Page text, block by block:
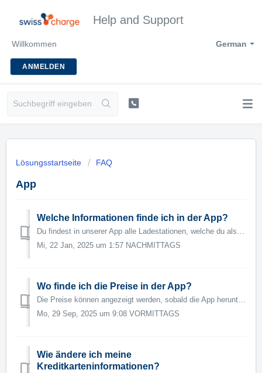
Help and Support
German
Willkommen
ANMELDEN
Lösungsstartseite FAQ
App
Welche Informationen finde ich in der App?
Du findest in unserer App alle Ladestationen, welche du als Kunde von Swisscharge benutzen kannst. Ebenso findest du die jeweiligen Preise der Ladestationen...
Mi, 22 Jan, 2025 um 1:57 NACHMITTAGS
Wo finde ich die Preise in der App?
Die Preise können angezeigt werden, sobald die App heruntergeladen wurde. Der Preis kann variieren, je nachdem, ob du registriert bist oder nicht. Falls du...
Mo, 29 Sep, 2025 um 9:08 VORMITTAGS
Wie ändere ich meine
Kreditkarteninformationen?